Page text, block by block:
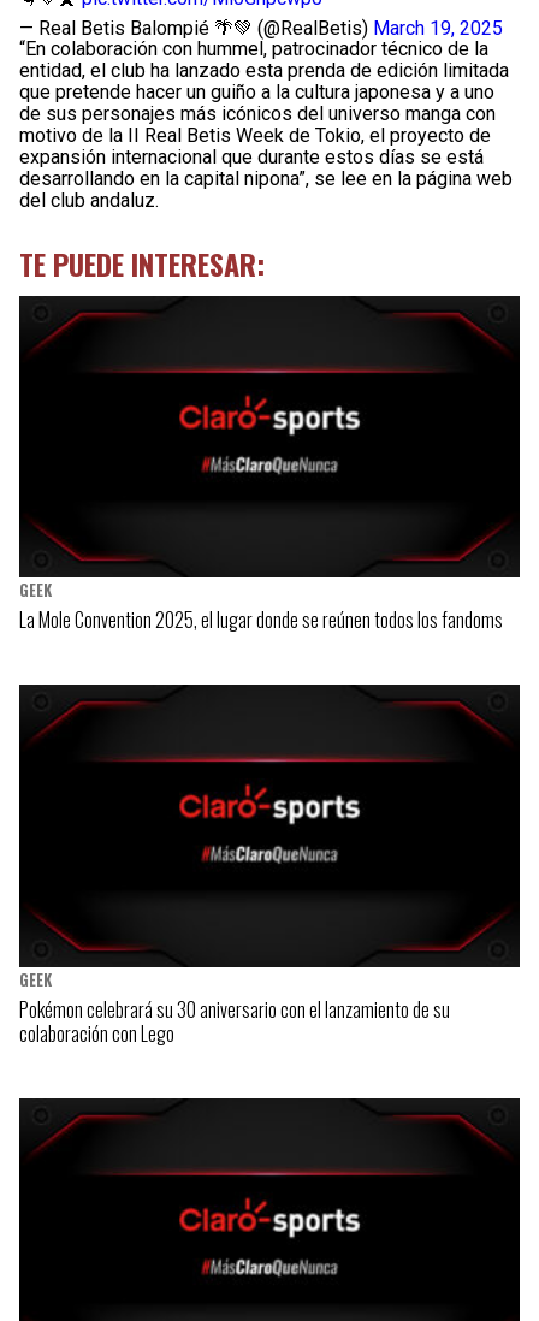
— Real Betis Balompié 🌴💚 (@RealBetis) March 19, 2025
“En colaboración con hummel, patrocinador técnico de la
entidad, el club ha lanzado esta prenda de edición limitada
que pretende hacer un guiño a la cultura japonesa y a uno
de sus personajes más icónicos del universo manga con
motivo de la II Real Betis Week de Tokio, el proyecto de
expansión internacional que durante estos días se está
desarrollando en la capital nipona”, se lee en la página web
del club andaluz.
TE PUEDE INTERESAR:
GEEK
La Mole Convention 2025, el lugar donde se reúnen todos los fandoms
GEEK
Pokémon celebrará su 30 aniversario con el lanzamiento de su
colaboración con Lego